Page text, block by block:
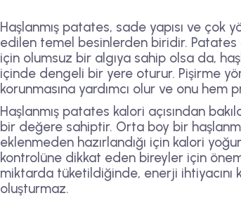
Haşlanmış patates, sade yapısı ve çok
edilen temel besinlerden biridir. Patates
için olumsuz bir algıya sahip olsa da,
içinde dengeli bir yere oturur. Pişirme
korunmasına yardımcı olur ve onu
Haşlanmış patates kalori açısından
bir değere sahiptir. Orta boy bir
eklenmeden hazırlandığı için kalori
kontrolüne dikkat eden bireyler için
miktarda tüketildiğinde, enerji ihtiyacını
oluşturmaz.